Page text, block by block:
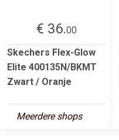
€ 36.00
Skechers Flex-Glow
Elite 400135N/BKMT
Zwart / Oranje
Meerdere shops